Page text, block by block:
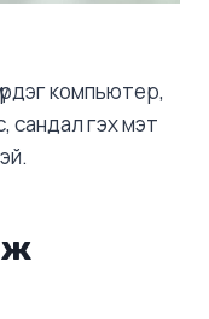
компьютер,
сандал гэх мэт